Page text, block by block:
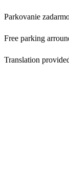
Parkovanie
Free parking
Translation